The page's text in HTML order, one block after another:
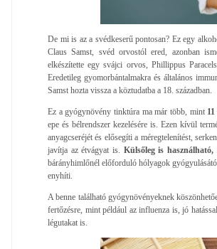
De mi is az a svédkeserű pontosan? Ez egy
Claus Samst, svéd orvostól ered, azonban
elkészítette egy svájci orvos, Phillippus
Eredetileg gyomorbántalmakra és általános
Samst hozta vissza a köztudatba a 18. században.
Ez a gyógynövény tinktúra ma már több, mint
epe és bélrendszer kezelésére is. Ezen kívül
anyagcseréjét és elősegíti a méregtelenítést,
javítja az étvágyat is. Külsőleg is
bárányhimlőnél előforduló hólyagok
enyhíti.
A benne található gyógynövényeknek
fertőzésre, mint például az influenza is, jó
légutakat is.